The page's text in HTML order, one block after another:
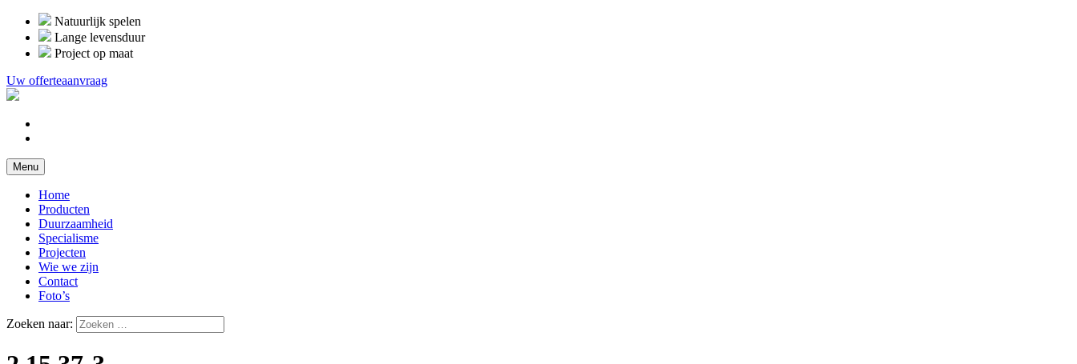
Natuurlijk spelen
Lange levensduur
Project op maat
Uw offerteaanvraag
Menu
Home
Producten
Duurzaamheid
Specialisme
Projecten
Wie we zijn
Contact
Foto’s
Zoeken naar: